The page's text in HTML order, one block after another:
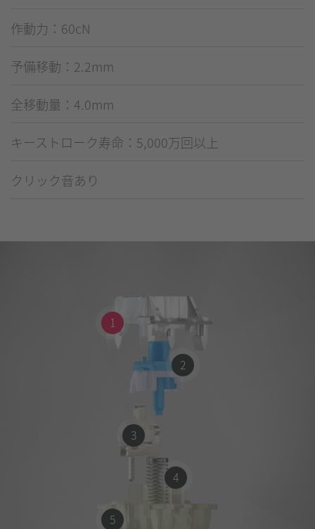
作動力：60cN
予備移動：2.2mm
全移動量：4.0mm
キーストローク寿命：5,000万回以上
クリック音あり
1
2
3
4
5